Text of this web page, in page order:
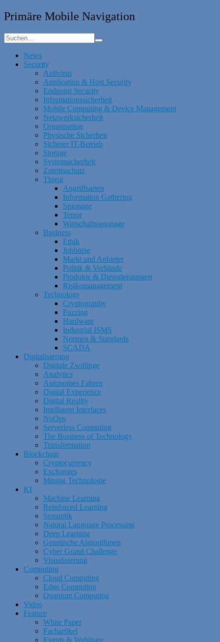
Primäre Mobile Navigation
News
Security
Antivirus
Application & Host Security
Endpoint Security
Informationssicherheit
Mobile Computing & Device Management
Netzwerksicherheit
Organisation
Physische Sicherheit
Sicherer IT-Betrieb
Storage
Systemsicherheit
Zutrittsschutz
Threat
Angriffsarten
Information Gathering
Spionage
Terror
Wirtschaftsspionage
Business
Ethik
Jobbörse
Markt und Anbieter
Politik & Verbände
Produkte & Dienstleistungen
Risikomanagement
Technology
Cryptography
Fuzzing
Hardware
Industrial ISMS
Normen & Standards
SCADA
Digitalisierung
Digitale Zwillinge
Analytics
Autonomes Fahren
Digital Experience
Digital Reality
Intelligent Interfaces
NoOps
Serverless Computing
The Business of Technology
Transformation
Blockchain
Cryptocurrency
Exchanges
Mining Technologie
KI
Machine Learning
Reinforced Learning
Semantik
Natural Language Processing
Deep Learning
Genetische Algrorithmen
Cyber Grand Challenge
Visualisierung
Computing
Cloud Computing
Edge Computing
Quantum Computing
Video
Feature
White Paper
Fachartikel
Events & Webinare